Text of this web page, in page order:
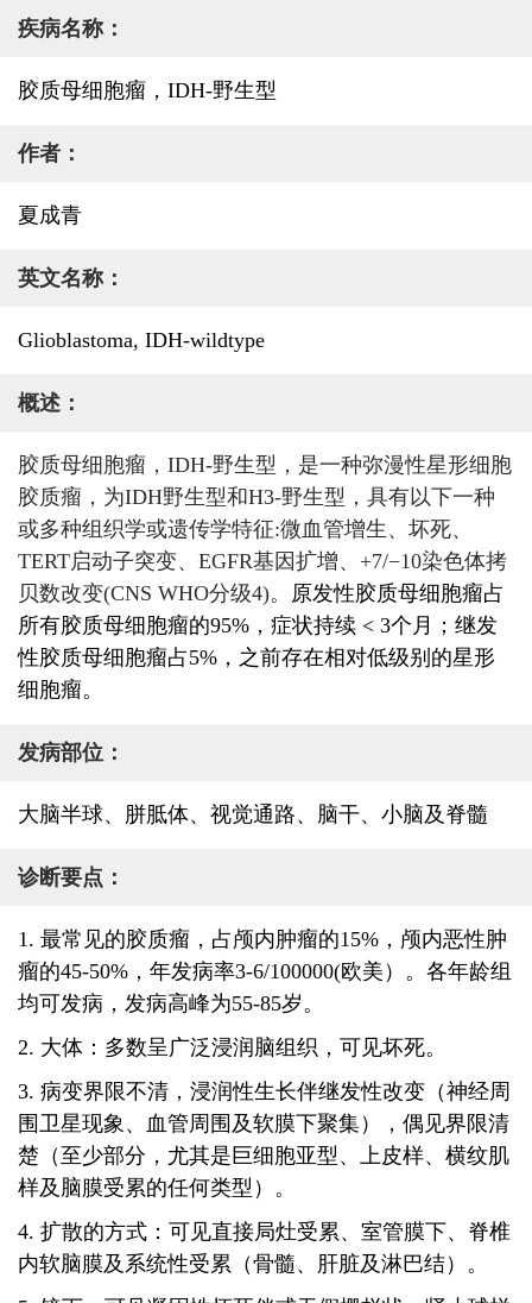
疾病名称：
胶质母细胞瘤，IDH-野生型
作者：
夏成青
英文名称：
Glioblastoma, IDH-wildtype
概述：
胶质母细胞瘤，IDH-野生型，是一种弥漫性星形细胞
胶质瘤，为IDH野生型和H3-野生型，具有以下一种
或多种组织学或遗传学特征:微血管增生、坏死、
TERT启动子突变、EGFR基因扩增、+7/−10染色体拷
贝数改变(CNS WHO分级4)。 原发性胶质母细胞瘤占
所有胶质母细胞瘤的95%，症状持续 < 3个月；继发
性胶质母细胞瘤占5%，之前存在相对低级别的星形
细胞瘤。
发病部位：
大脑半球、胼胝体、视觉通路、脑干、小脑及脊髓
诊断要点：
1. 最常见的胶质瘤，占颅内肿瘤的15%，颅内恶性肿
瘤的45-50%，年发病率3-6/100000(欧美）。各年龄组
均可发病，发病高峰为55-85岁。
2. 大体：多数呈广泛浸润脑组织，可见坏死。
3. 病变界限不清，浸润性生长伴继发性改变（神经周
围卫星现象、血管周围及软膜下聚集），偶见界限清
楚（至少部分，尤其是巨细胞亚型、上皮样、横纹肌
样及脑膜受累的任何类型）。
4. 扩散的方式：可见直接局灶受累、室管膜下、脊椎
内软脑膜及系统性受累（骨髓、肝脏及淋巴结）。